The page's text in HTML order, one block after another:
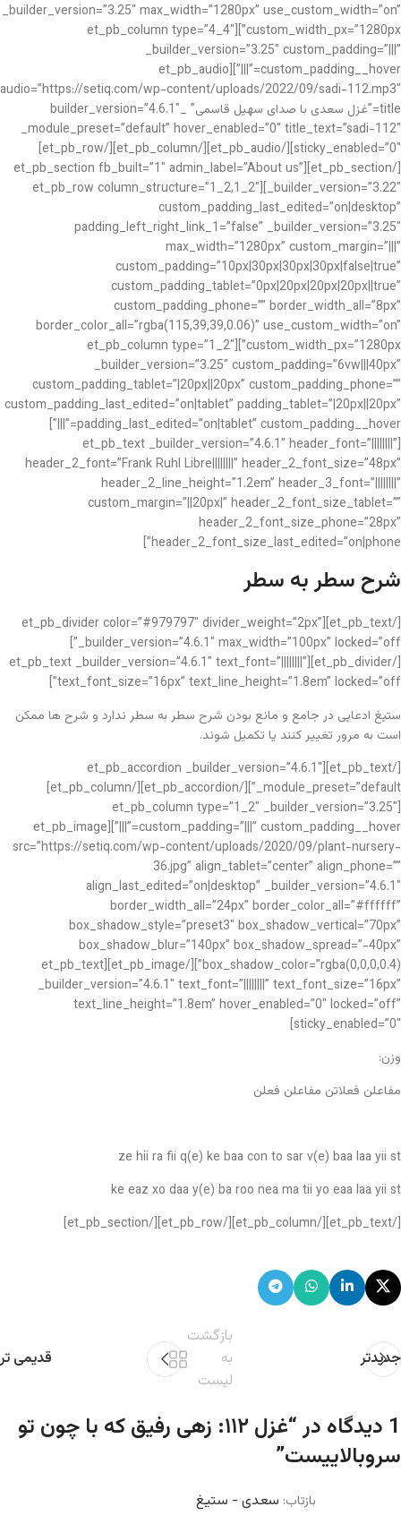
_builder_version=”3.25″ max_width=”1280px” use_custom_width=”on”
custom_width_px=”1280px”][et_pb_column type=”4_4″
_builder_version=”3.25″ custom_padding=”|||”
custom_padding__hover=”|||”][et_pb_audio
audio=”https://setiq.com/wp-content/uploads/2022/09/sadi-112.mp3″
title=”غزل سعدی با صدای سهیل قاسمی” _builder_version=”4.6.1″
_module_preset=”default” hover_enabled=”0″ title_text=”sadi-112″
sticky_enabled=”0″][/et_pb_audio][/et_pb_column][/et_pb_row]
[/et_pb_section][et_pb_section fb_built=”1″ admin_label=”About us”
_builder_version=”3.22″][et_pb_row column_structure=”1_2,1_2″
custom_padding_last_edited=”on|desktop”
padding_left_right_link_1=”false” _builder_version=”3.25″
max_width=”1280px” custom_margin=”|||”
custom_padding=”10px|30px|30px|30px|false|true”
custom_padding_tablet=”0px|20px|20px|20px||true”
custom_padding_phone=”” border_width_all=”8px”
border_color_all=”rgba(115,39,39,0.06)” use_custom_width=”on”
custom_width_px=”1280px”][et_pb_column type=”1_2″
_builder_version=”3.25″ custom_padding=”6vw|||40px”
custom_padding_tablet=”|20px||20px” custom_padding_phone=””
custom_padding_last_edited=”on|tablet” padding_tablet=”|20px||20px”
padding_last_edited=”on|tablet” custom_padding__hover=”|||”]
[et_pb_text _builder_version=”4.6.1″ header_font=”||||||||”
header_2_font=”Frank Ruhl Libre||||||||” header_2_font_size=”48px”
header_2_line_height=”1.2em” header_3_font=”||||||||”
custom_margin=”||20px|” header_2_font_size_tablet=””
header_2_font_size_phone=”28px”
header_2_font_size_last_edited=”on|phone”]
شرح سطر به سطر
[/et_pb_text][et_pb_divider color=”#979797″ divider_weight=”2px”
_builder_version=”4.6.1″ max_width=”100px” locked=”off”]
[/et_pb_divider][et_pb_text _builder_version=”4.6.1″ text_font=”||||||||”
text_font_size=”16px” text_line_height=”1.8em” locked=”off”]
ستیغ ادعایی در جامع و مانع بودن شرح سطر به سطر ندارد و شرح ها ممکن
است به مرور تغییر کنند یا تکمیل شوند.
[/et_pb_text][et_pb_accordion _builder_version=”4.6.1″
_module_preset=”default”][/et_pb_accordion][/et_pb_column]
[et_pb_column type=”1_2″ _builder_version=”3.25″
custom_padding=”|||” custom_padding__hover=”|||”][et_pb_image
src=”https://setiq.com/wp-content/uploads/2020/09/plant-nursery-
36.jpg” align_tablet=”center” align_phone=””
align_last_edited=”on|desktop” _builder_version=”4.6.1″
border_width_all=”24px” border_color_all=”#ffffff”
box_shadow_style=”preset3″ box_shadow_vertical=”70px”
box_shadow_blur=”140px” box_shadow_spread=”-40px”
box_shadow_color=”rgba(0,0,0,0.4)”][/et_pb_image][et_pb_text
_builder_version=”4.6.1″ text_font=”||||||||” text_font_size=”16px”
text_line_height=”1.8em” hover_enabled=”0″ locked=”off”
sticky_enabled=”0″]
وزن:
مفاعلن فعلاتن مفاعلن فعلن
ze hii ra fii q(e) ke baa con to sar v(e) baa laa yii st
ke eaz xo daa y(e) ba roo nea ma tii yo eaa laa yii st
[/et_pb_text][/et_pb_column][/et_pb_row][/et_pb_section]
جدیدتر
بازگشت
به
لیست
قدیمی تر
1 دیدگاه در “
غزل ۱۱۲: زهی رفیق که با چون تو
سروبالاییست”
بازتاب: سعدی - ستیغ